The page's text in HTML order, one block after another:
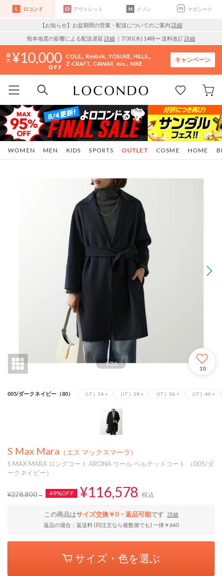
ロコンド アウトレット メゾン マガシーク
【お知らせ】お盆期間の営業・配送についてのご案内 詳細
熊本地震の影響による配送遅延 詳細 ｜7/30 (木) 14時〜 送料改訂詳細
10,000 COLE.. Reebok YOSUKE HILLS..
Z-CRAFT CAWAII mis.. NIKE
キャンペーン
WOMEN MEN KIDS SPORTS COSME HOME
OUTLET
1/26
10
005/ダークネイビー（80） （IT）34 × （IT）38 × （IT）36 × （IT）40 ×
S Max Mara （エス マックスマーラ）
S MAX MARA ロングコート ARONA ウール ベルテッドコート （005/ダ
ークネイビー）
¥228,800 49%OFF ¥116,578 税込
この商品はサイズ交換￥0・返品可能です
詳細
返品の場合：返送料 (同注文なら複数個でも) 一律￥660
サイズ・色を選ぶ